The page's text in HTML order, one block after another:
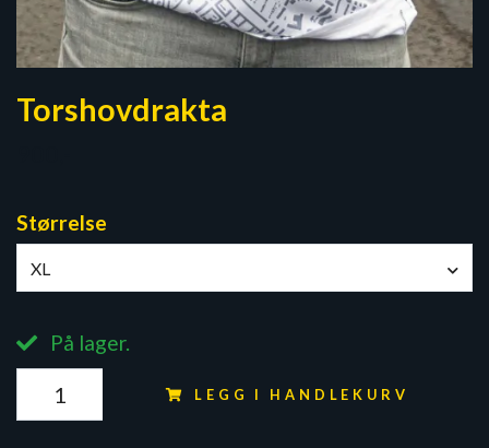
Torshovdrakta
Størrelse
XL
På lager.
LEGG I HANDLEKURV